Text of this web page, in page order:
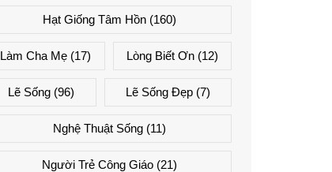
Hạt Giống Tâm Hồn(160)
Làm Cha Mẹ (17) Lòng Biết Ơn(12)
Lẽ Sống (96) Lẽ Sống Đẹp(7)
Nghệ Thuật Sống(11)
Người Trẻ Công Giáo(21)